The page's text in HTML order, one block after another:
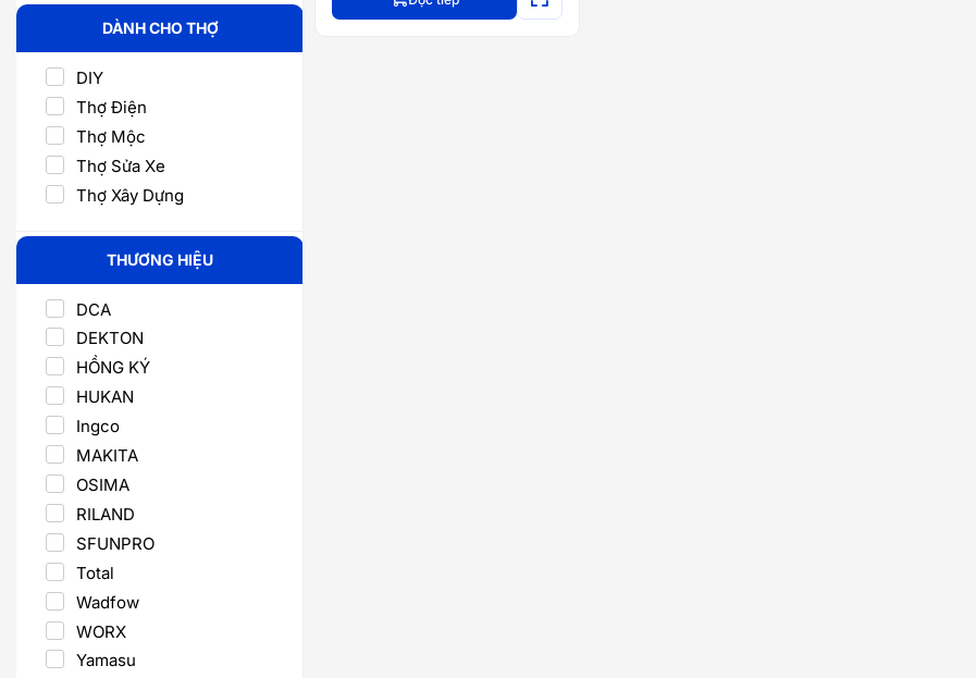
DÀNH CHO THỢ
DIY
Thợ Điện
Thợ Mộc
Thợ Sửa Xe
Thợ Xây Dựng
THƯƠNG HIỆU
DCA
DEKTON
HỒNG KÝ
HUKAN
Ingco
MAKITA
OSIMA
RILAND
SFUNPRO
Total
Wadfow
WORX
Yamasu